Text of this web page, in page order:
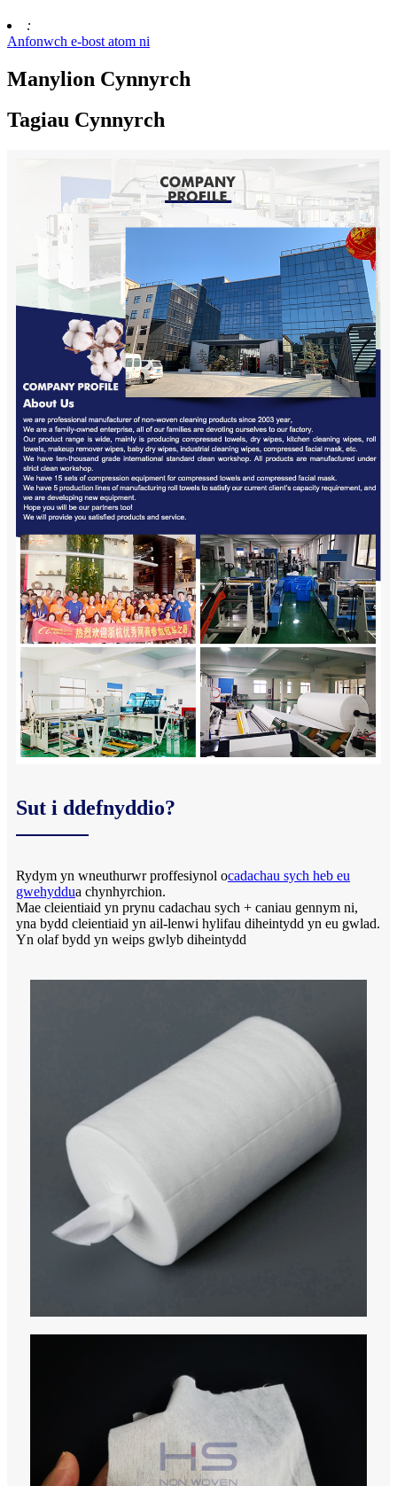
:
Anfonwch e-bost atom ni
Manylion Cynnyrch
Tagiau Cynnyrch
Sut i ddefnyddio?
Rydym yn wneuthurwr proffesiynol ocadachau sych heb eu
gwehyddua chynhyrchion.
Mae cleientiaid yn prynu cadachau sych + caniau gennym ni,
yna bydd cleientiaid yn ail-lenwi hylifau diheintydd yn eu gwlad.
Yn olaf bydd yn weips gwlyb diheintydd